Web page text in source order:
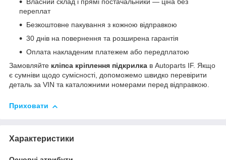
Власний склад і прямі постачальники — ціна без
переплат
Безкоштовне пакування з кожною відправкою
30 днів на повернення та розширена гарантія
Оплата накладеним платежем або передплатою
Замовляйте кліпса кріплення підкрилка в Autoparts IF. Якщо
є сумніви щодо сумісності, допоможемо швидко перевірити
деталь за VIN та каталожними номерами перед відправкою.
Приховати
Характеристики